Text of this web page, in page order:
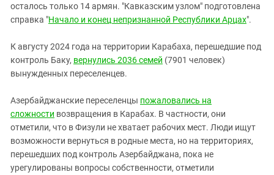
осталось только 14 армян. "Кавказским узлом" подготовлена
справка "Начало и конец непризнанной Республики Арцах".
К августу 2024 года на территории Карабаха, перешедшие под
контроль Баку, вернулись 2036 семей (7901 человек)
вынужденных переселенцев.
Азербайджанские переселенцы пожаловались на
сложности возвращения в Карабах. В частности, они
отметили, что в Физули не хватает рабочих мест. Люди ищут
возможности вернуться в родные места, но на территориях,
перешедших под контроль Азербайджана, пока не
урегулированы вопросы собственности, отметили